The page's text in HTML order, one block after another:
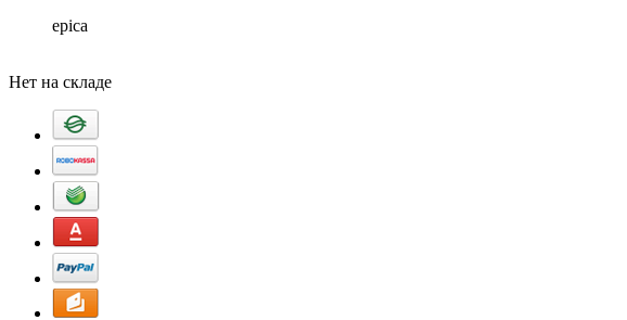
epica
Нет на складе